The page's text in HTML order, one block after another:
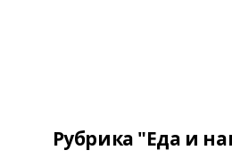
Рубрика "Еда и